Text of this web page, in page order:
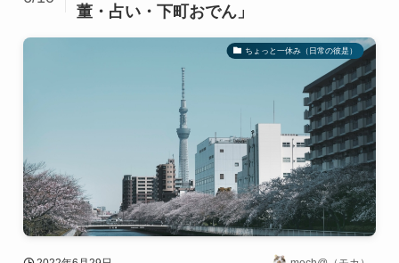
董・占い・下町おでん」
ちょっと一休み（日常の彼是）